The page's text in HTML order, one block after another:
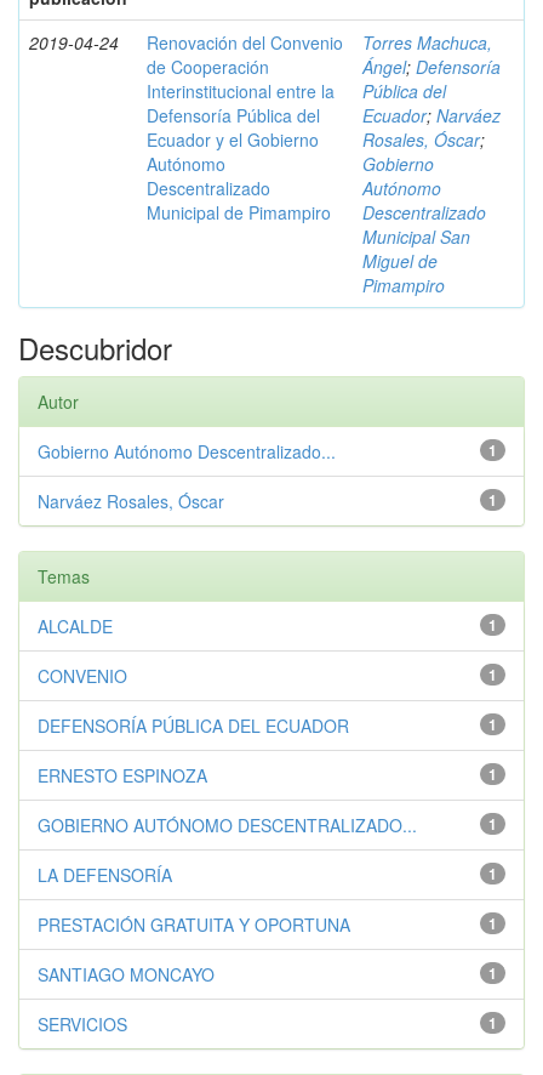
2019-04-24
Renovación del Convenio
de Cooperación
Interinstitucional entre la
Defensoría Pública del
Ecuador y el Gobierno
Autónomo
Descentralizado
Municipal de Pimampiro
Torres Machuca,
Ángel; Defensoría
Pública del
Ecuador; Narváez
Rosales, Óscar;
Gobierno
Autónomo
Descentralizado
Municipal San
Miguel de
Pimampiro
Descubridor
Autor
1
Gobierno Autónomo Descentralizado...
1
Narváez Rosales, Óscar
Temas
1
ALCALDE
1
CONVENIO
1
DEFENSORÍA PÚBLICA DEL ECUADOR
1
ERNESTO ESPINOZA
1
GOBIERNO AUTÓNOMO DESCENTRALIZADO...
1
LA DEFENSORÍA
1
PRESTACIÓN GRATUITA Y OPORTUNA
1
SANTIAGO MONCAYO
1
SERVICIOS